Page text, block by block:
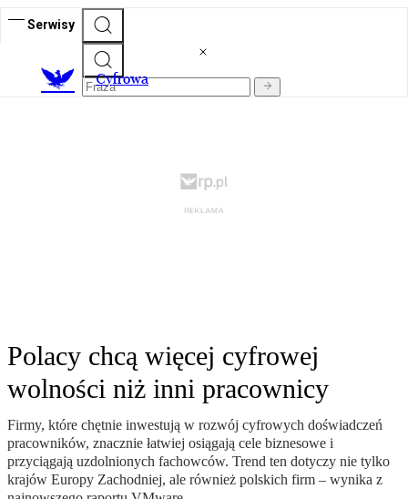
Serwisy
Cyfrowa
Polacy chcą więcej cyfrowej
wolności niż inni pracownicy
Firmy, które chętnie inwestują w rozwój cyfrowych doświadczeń
pracowników, znacznie łatwiej osiągają cele biznesowe i
przyciągają uzdolnionych fachowców. Trend ten dotyczy nie tylko
krajów Europy Zachodniej, ale również polskich firm – wynika z